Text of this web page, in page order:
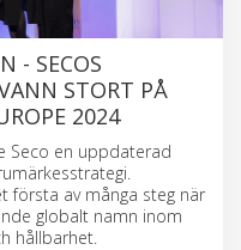
- SECOS
STORT PÅ
2024
Seco en uppdaterad
första av många steg när
globalt namn inom
hållbarhet.